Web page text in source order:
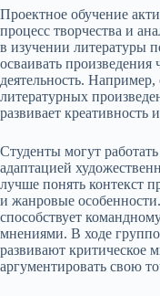
Проектное обучение
процесс творчества и
в изучении литературы
осваивать произведения
деятельность.
литературных
развивает
Студенты могут
адаптацией
лучше понять контекст
и жанровые
способствует
мнениями. В ходе
развивают критическое
аргументировать свою